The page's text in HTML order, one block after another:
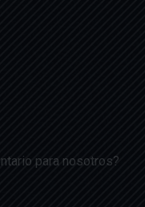
para nosotros?